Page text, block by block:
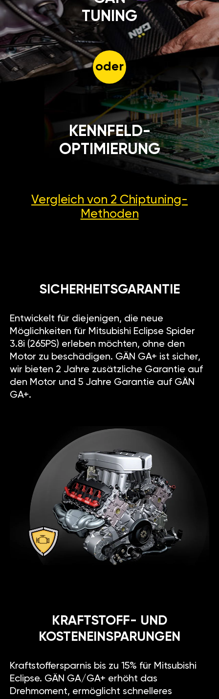
TUNING
oder
KENNFELD-
OPTIMIERUNG
Vergleich von 2 Chiptuning-
Methoden
SICHERHEITSGARANTIE
Entwickelt für diejenigen, die neue
Möglichkeiten für Mitsubishi Eclipse Spider
3.8i (265PS) erleben möchten, ohne den
Motor zu beschädigen. GÄN GA+ ist sicher,
wir bieten 2 Jahre zusätzliche Garantie auf
den Motor und 5 Jahre Garantie auf GÄN
GA+.
KRAFTSTOFF- UND
KOSTENEINSPARUNGEN
Kraftstoffersparnis bis zu 15% für Mitsubishi
Eclipse. GÄN GA/GA+ erhöht das
Drehmoment, ermöglicht schnelleres